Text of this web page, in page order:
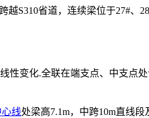
S310省道，连续梁位于27#、
性变化.全联在端支点、中支点
心线处梁高7.1m，中跨10m直线